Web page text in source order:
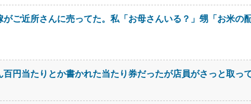
ご近所さんに売ってた。私「お母さんいる？」甥「お米の
円当たりとか書かれた当たり券だったが店員がさっと取っ